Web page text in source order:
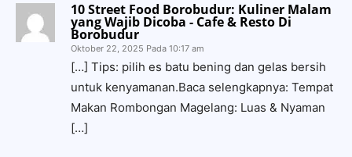
10 Street Food Borobudur: Kuliner Malam
yang Wajib Dicoba - Cafe & Resto Di
Borobudur
Oktober 22, 2025 Pada 10:17 am
[…] Tips: pilih es batu bening dan gelas bersih
untuk kenyamanan.Baca selengkapnya: Tempat
Makan Rombongan Magelang: Luas & Nyaman
[…]